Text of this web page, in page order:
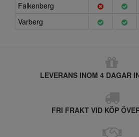
Falkenberg
Varberg
LEVERANS INOM 4 DAGAR
FRI FRAKT VID KÖP